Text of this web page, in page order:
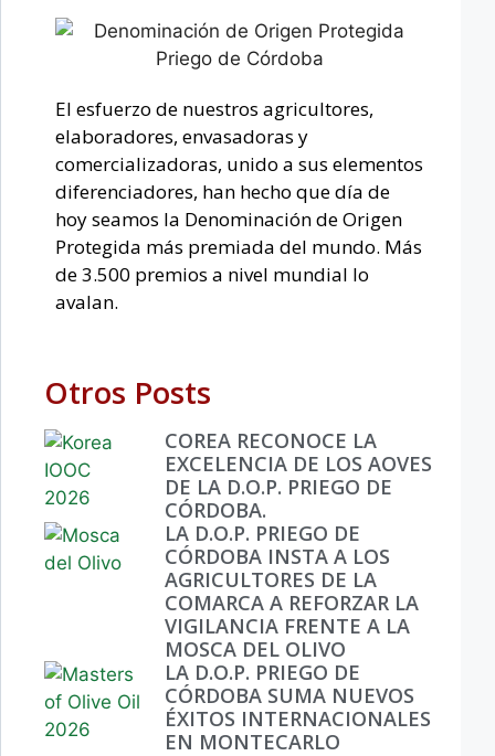
El esfuerzo de nuestros agricultores,
elaboradores, envasadoras y
comercializadoras, unido a sus elementos
diferenciadores, han hecho que día de
hoy seamos la Denominación de Origen
Protegida más premiada del mundo. Más
de 3.500 premios a nivel mundial lo
avalan.
Otros Posts
COREA RECONOCE LA
EXCELENCIA DE LOS AOVES
DE LA D.O.P. PRIEGO DE
CÓRDOBA.
LA D.O.P. PRIEGO DE
CÓRDOBA INSTA A LOS
AGRICULTORES DE LA
COMARCA A REFORZAR LA
VIGILANCIA FRENTE A LA
MOSCA DEL OLIVO
LA D.O.P. PRIEGO DE
CÓRDOBA SUMA NUEVOS
ÉXITOS INTERNACIONALES
EN MONTECARLO